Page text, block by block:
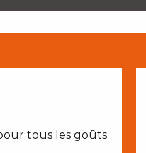
tous les goûts